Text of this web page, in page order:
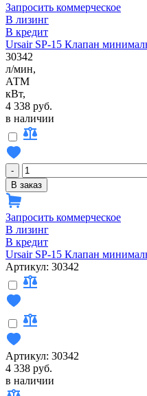
Запросить коммерческое
В лизинг
В кредит
Ursair SP-15 Клапан
30342
л/мин,
АТМ
кВт,
4 338 руб.
в наличии
-
В заказ
Запросить коммерческое
В лизинг
В кредит
Ursair SP-15 Клапан
Артикул: 30342
Артикул: 30342
4 338 руб.
в наличии